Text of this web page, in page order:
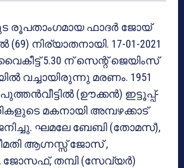
രൂപതാംഗമായ ഫാദർ ജോയ്
(69) നിര്യാതനായി. 17-01-2021
5.30 ന് സെന്റ് ജെയിംസ്
വച്ചായിരുന്നു മരണം. 1951
(ഊക്കന്‍) ഇട്ടൂപ്പ്-
മകനായി അമ്പഴക്കാട്
ഘമലേ ബേബി (തോമസ്),
ആഗ്നസ്സ് ജോസ് ,
തമ്പി (സേവ്യര്‍)